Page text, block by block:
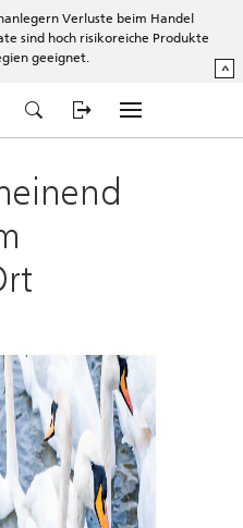
Verluste beim Handel
sind hoch risikoreiche Produkte
geeignet.
^